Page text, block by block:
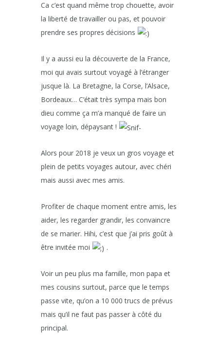
Ca c’est quand même trop chouette, avoir
la liberté de travailler ou pas, et pouvoir
prendre ses propres décisions
Il y a aussi eu la découverte de la France,
moi qui avais surtout voyagé à l’étranger
jusque là. La Bretagne, la Corse, l’Alsace,
Bordeaux… C’était très sympa mais bon
dieu comme ça m’a manqué de faire un
voyage loin, dépaysant !
Alors pour 2018 je veux un gros voyage et
plein de petits voyages autour, avec chéri
mais aussi avec mes amis.
Profiter de chaque moment entre amis, les
aider, les regarder grandir, les convaincre
de se marier. Hihi, c’est que j’ai pris goût à
être invitée moi
.
Voir un peu plus ma famille, mon papa et
mes cousins surtout, parce que le temps
passe vite, qu’on a 10 000 trucs de prévus
mais qu’il ne faut pas passer à côté du
principal.